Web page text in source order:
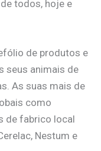
todos, hoje e
de produtos e
seus animais de
As suas mais de
como
de fabrico local
Nestum e